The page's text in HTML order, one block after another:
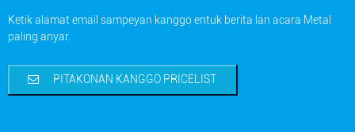
Ketik alamat email sampeyan kanggo entuk berita lan acara Metal
paling anyar.
PITAKONAN KANGGO PRICELIST